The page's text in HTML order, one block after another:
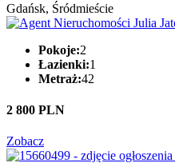
Gdańsk, Śródmieście
Pokoje:2
Łazienki:1
Metraż:42
2 800 PLN
Zobacz